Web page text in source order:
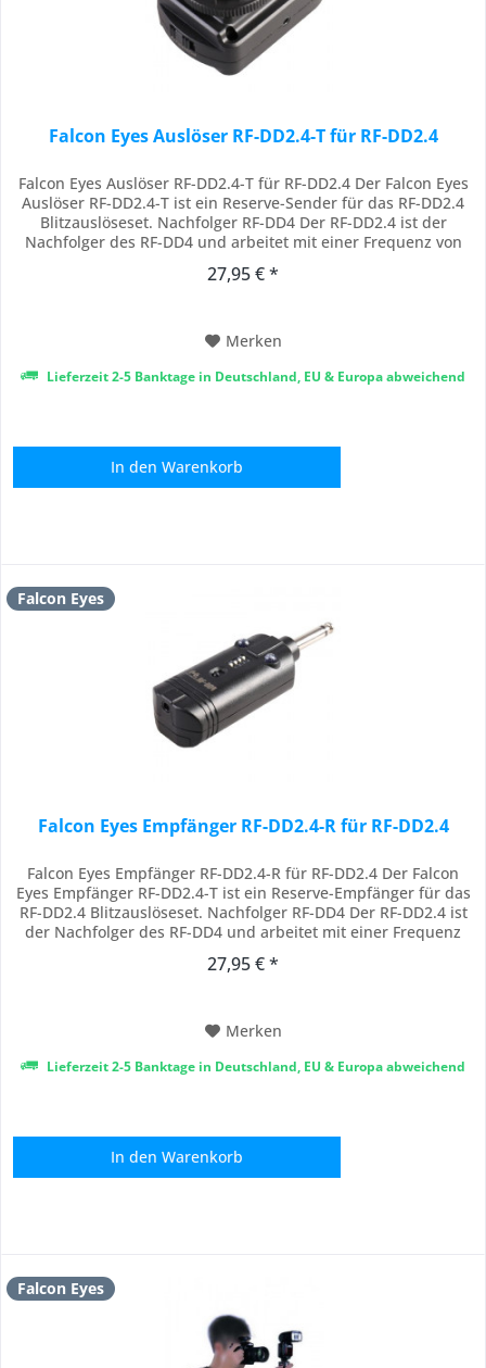
Falcon Eyes Auslöser RF-DD2.4-T für RF-DD2.4
Falcon Eyes Auslöser RF-DD2.4-T für RF-DD2.4 Der Falcon Eyes
Auslöser RF-DD2.4-T ist ein Reserve-Sender für das RF-DD2.4
Blitzauslöseset. Nachfolger RF-DD4 Der RF-DD2.4 ist der
Nachfolger des RF-DD4 und arbeitet mit einer Frequenz von
kompatibel mit der alten Version RF-DD4, dies gilt sowohl für
27,95 € *
Merken
Lieferzeit 2-5 Banktage in Deutschland, EU & Europa abweichend
In den Warenkorb
Falcon Eyes
Falcon Eyes Empfänger RF-DD2.4-R für RF-DD2.4
Falcon Eyes Empfänger RF-DD2.4-R für RF-DD2.4 Der Falcon
Eyes Empfänger RF-DD2.4-T ist ein Reserve-Empfänger für das
RF-DD2.4 Blitzauslöseset. Nachfolger RF-DD4 Der RF-DD2.4 ist
der Nachfolger des RF-DD4 und arbeitet mit einer Frequenz
kompatibel mit der alten Version RF-DD4, dies gilt sowohl für
27,95 € *
Merken
Lieferzeit 2-5 Banktage in Deutschland, EU & Europa abweichend
In den Warenkorb
Falcon Eyes